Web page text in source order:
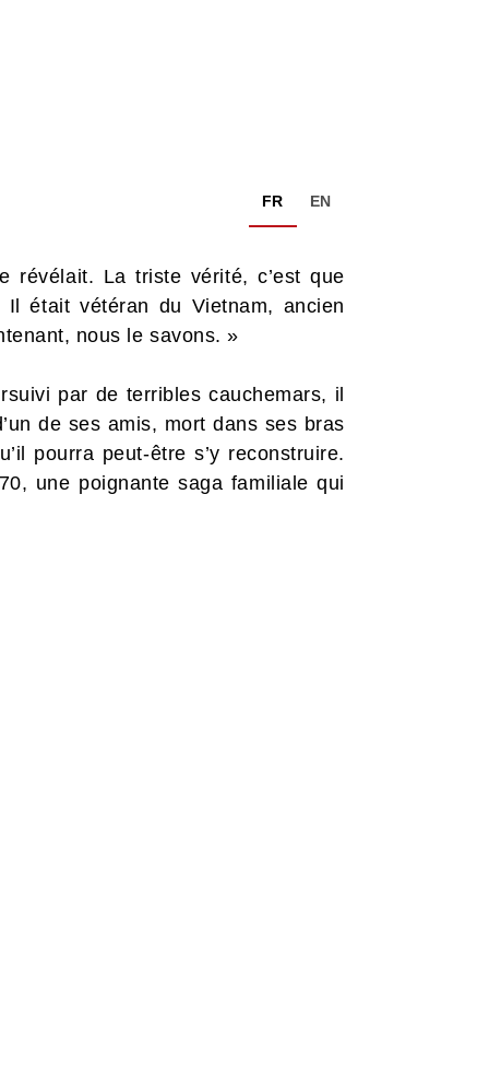
FR EN
révélait. La triste vérité, c’est que
était vétéran du Vietnam, ancien
nous le savons. »
par de terribles cauchemars, il
de ses amis, mort dans ses bras
pourra peut-être s’y reconstruire.
une poignante saga familiale qui